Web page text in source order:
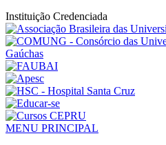
Instituição Credenciada
MENU PRINCIPAL